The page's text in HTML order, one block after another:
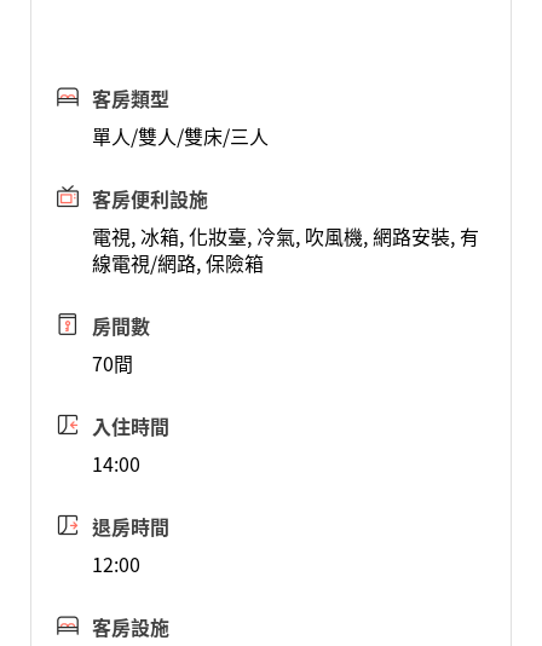
客房類型
單人/雙人/雙床/三人
客房便利設施
電視, 冰箱, 化妝臺, 冷氣, 吹風機, 網路安裝, 有
線電視/網路, 保險箱
房間數
70間
入住時間
14:00
退房時間
12:00
客房設施